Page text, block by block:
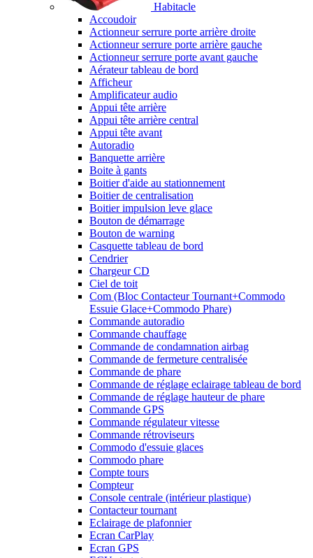
Habitacle
Accoudoir
Actionneur serrure porte arrière droite
Actionneur serrure porte arrière gauche
Actionneur serrure porte avant gauche
Aérateur tableau de bord
Afficheur
Amplificateur audio
Appui tête arrière
Appui tête arrière central
Appui tête avant
Autoradio
Banquette arrière
Boite à gants
Boitier d'aide au stationnement
Boitier de centralisation
Boitier impulsion leve glace
Bouton de démarrage
Bouton de warning
Casquette tableau de bord
Cendrier
Chargeur CD
Ciel de toit
Com (Bloc Contacteur Tournant+Commodo
Essuie Glace+Commodo Phare)
Commande autoradio
Commande chauffage
Commande de condamnation airbag
Commande de fermeture centralisée
Commande de phare
Commande de réglage eclairage tableau de bord
Commande de réglage hauteur de phare
Commande GPS
Commande régulateur vitesse
Commande rétroviseurs
Commodo d'essuie glaces
Commodo phare
Compte tours
Compteur
Console centrale (intérieur plastique)
Contacteur tournant
Eclairage de plafonnier
Ecran CarPlay
Ecran GPS